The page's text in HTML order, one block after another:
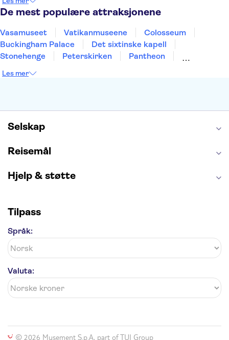
Alicante
De mest populære attraksjonene
Vasamuseet Vatikanmuseene
Colosseum
Buckingham Palace
Det sixtinske kapell
Stonehenge
Peterskirken
Pantheon
Burj Khalifa
Les mer
Selskap
Reisemål
Hjelp & støtte
Tilpass
Språk:
Valuta:
© 2026 Musement S.p.A, part of TUI Group